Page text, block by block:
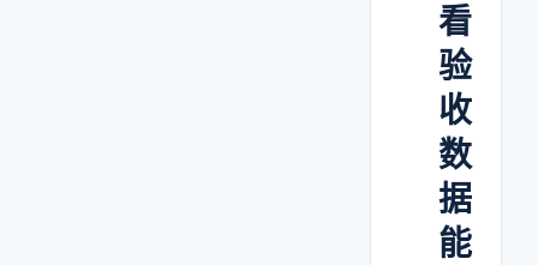
看
验
收
数
据
能